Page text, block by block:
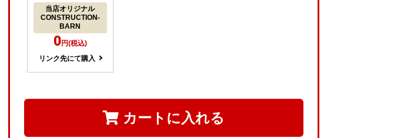
当店オリジナル
CONSTRUCTION-
BARN
0円(税込)
リンク先にて購入
カートに入れる